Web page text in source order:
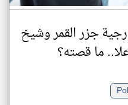
جزر القمر وشيخ
ما قصته؟